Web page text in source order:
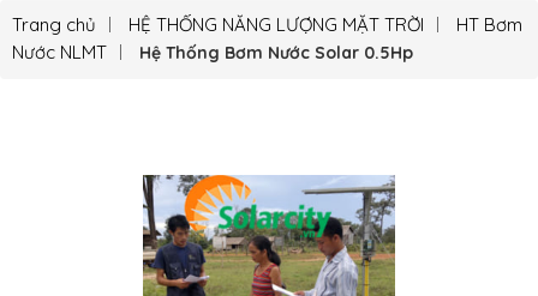
Trang chủ HỆ THỐNG NĂNG LƯỢNG MẶT TRỜI
HT Bơm
Nước NLMT
Hệ Thống Bơm Nước Solar 0.5Hp